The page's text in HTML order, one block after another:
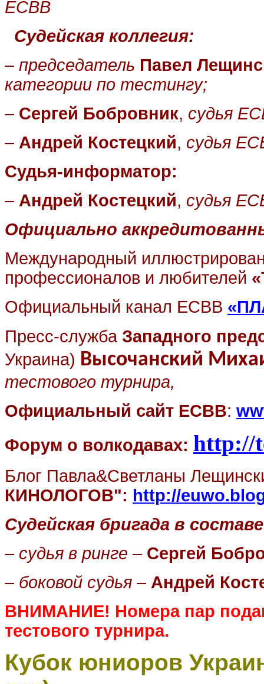
ЕСВВ
Судейская коллегия:
– председатель Павел
категории по тестингу;
– Сергей Бобровник, судья
– Андрей Костецкий, судья
Судья-информатор:
– Андрей Костецкий, судья
Официально
Международный
профессионалов и любителей
Официальный канал ЕСВВ
Пресс-служба Западного
Украина) Высочанский
тестового турнира,
Официальный сайт ЕСВВ:
Форум о волкодавах: http://
Блог Павла&Светланы
КИНОЛОГОВ": http://euwo.
Судейская бригада в
– судья в ринге – Сергей
– боковой судья – Андрей
ВНИМАНИЕ! Номера пар
тестового турнира.
Кубок юниоров